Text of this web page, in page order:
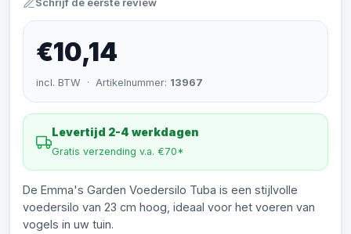
€10,14
incl. BTW · Artikelnummer: 13967
Levertijd 2-4 werkdagen
Gratis verzending v.a. €70*
De Emma's Garden Voedersilo Tuba is een stijlvolle
voedersilo van 23 cm hoog, ideaal voor het voeren van
vogels in uw tuin.